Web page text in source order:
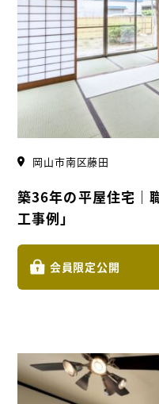
岡山市南区藤田
築36年の平屋住宅｜
工事例」
会員限定公開